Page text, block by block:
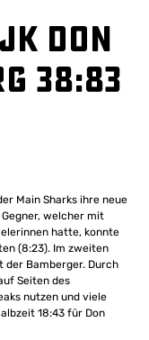
Don
38:83
Main Sharks ihre neue
Gegner, welcher mit
hatte, konnte
(8:23). Im zweiten
der Bamberger. Durch
Seiten des
nutzen und viele
18:43 für Don